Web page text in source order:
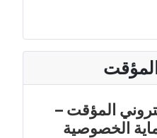
المؤقت
المؤقت –
الخصوصية